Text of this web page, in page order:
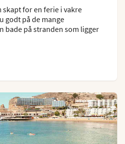
skapt for en ferie i vakre
godt på de mange
bade på stranden som ligger